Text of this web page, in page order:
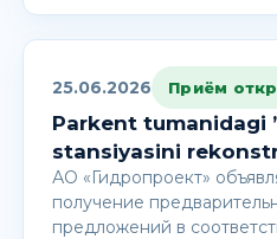
25.06.2026 Приём
Parkent tumanidagi
stansiyasini
АО «Гидропроект»
получение
предложений в